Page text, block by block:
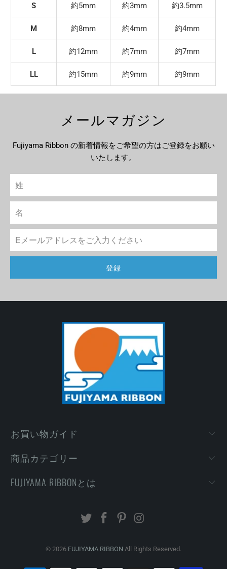
S 約5mm 約3mm 約3.5mm
M 約8mm 約4mm 約4mm
L 約12mm 約7mm 約7mm
LL 約15mm 約9mm 約9mm
メールマガジン
Fujiyama Ribbon の新着情報をご希望の方はご登録をお願い
いたします。
お買い物ガイド
商品カテゴリー
FUJIYAMA RIBBONとは
© 2026 FUJIYAMA RIBBON All Rights Reserved.